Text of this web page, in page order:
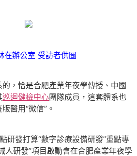
在辦公室 受訪者供圖
恰是合肥產業年夜學傳授、中國
巡迴健檢中心團隊成員，這套體系也
醫用“微信”。
發打算“數字診療設備研發”重點專
人研發”項目啟動會在合肥產業年夜學